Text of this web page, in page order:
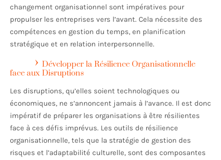
changement organisationnel sont impératives pour
propulser les entreprises vers l’avant. Cela nécessite des
compétences en gestion du temps, en planification
stratégique et en relation interpersonnelle.
Développer la Résilience Organisationnelle
face aux Disruptions
Les disruptions, qu’elles soient technologiques ou
économiques, ne s’annoncent jamais à l’avance. Il est donc
impératif de préparer les organisations à être résilientes
face à ces défis imprévus. Les outils de résilience
organisationnelle, tels que la stratégie de gestion des
risques et l’adaptabilité culturelle, sont des composantes